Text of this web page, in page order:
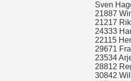
Sven
21887
21217
24333
22115
29671
23534
28812
30842